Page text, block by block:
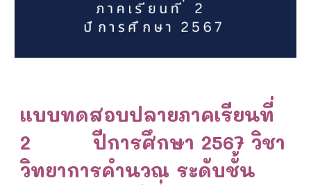
แบบทดสอบปลายภาคเรียนที่
2 ปีการศึกษา 2567 วิชา
วิทยาการคำนวณ ระดับชั้น